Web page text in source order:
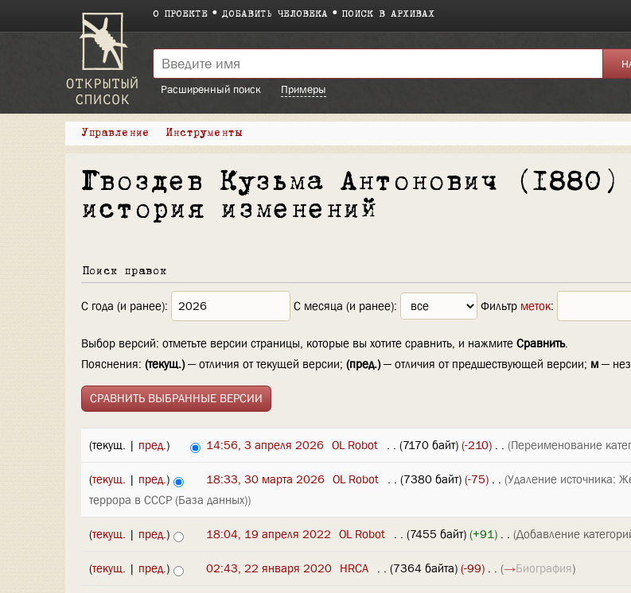
О ПРОЕКТЕ ДОБАВИТЬ ЧЕЛОВЕКА ПОИСК В АРХИВАХ
Расширенный поиск
Примеры
Управление Инструменты
Гвоздев Кузьма Антонович (1880)
история изменений
Поиск правок
С года (и ранее): С месяца (и ранее): Фильтр меток:
Выбор версий: отметьте версии страницы, которые вы хотите сравнить, и нажмите Сравнить.
Пояснения: (текущ.)— отличия от текущей версии; (пред.)— отличия от предшествующей версии; м —
(текущ. | пред.) 14:56, 3 апреля 2026 OL Robot . . (7170 байт) (-210) . . (Переименование
(текущ. | пред.) 18:33, 30 марта 2026 OL Robot . . (7380 байт) (-75) . . (Удаление источника:
террора в СССР (База данных))
(текущ. | пред.) 18:04, 19 апреля 2022 OL Robot . . (7455 байт) (+91) . . (Добавление
(текущ. | пред.) 02:43, 22 января 2020 HRCA . . (7364 байта) (-99) . . (→Биография)